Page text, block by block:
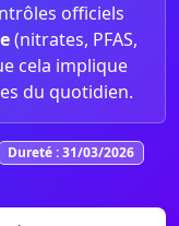
officiels
(nitrates, PFAS,
cela implique
du quotidien.
Dureté : 31/03/2026